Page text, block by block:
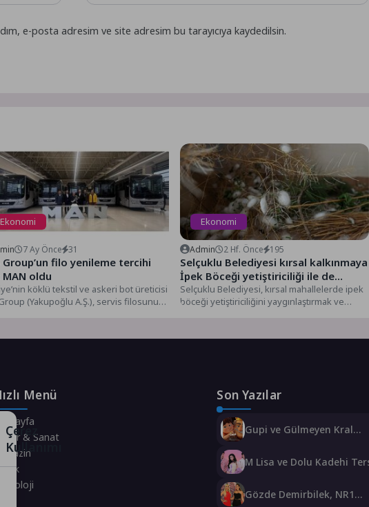
e-posta adresim ve site adresim bu tarayıcıya kaydedilsin.
Ekonomi
7 Ay Önce 31
Group’un filo yenileme tercihi
MAN oldu
köklü tekstil ve askeri bot üreticisi
(Yakupoğlu A.Ş.), servis filosunu
Ekonomi
Admin 2 Hf. Önce 195
Selçuklu Belediyesi kırsal kalkınmaya
İpek Böceği yetiştiriciliği ile de
destek olacak
Selçuklu Belediyesi, kırsal mahallelerde ipek
böceği yetiştiriciliğini yaygınlaştırmak ve
Menü
Anasayfa
Kültür & Sanat
Magazin
Son Yazılar
Gupi ve Gülmeyen Kral
filmi oluyor
M Lisa ve Dolu Kadehi
Gözde Demirbilek, NR1
Çerez
Kullanımı